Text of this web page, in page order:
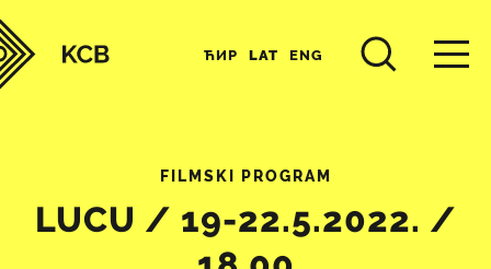
ЋИР LAT ENG
FILMSKI PROGRAM
LUCU / 19-22.5.2022. /